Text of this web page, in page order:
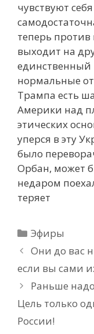
чувствуют
теперь против
выходит на
единственный
нормальные
Трампа есть
Америки над
этических
уперся в эту
было
Орбан, может
недаром
теряет
Рубрики
Эфиры
Они до вас
если вы сами
Раньше
Цель только
России!